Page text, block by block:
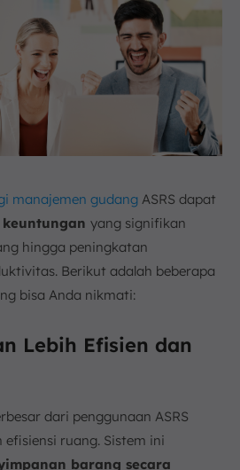
manajemen gudang ASRS dapat
keuntungan yang signifikan
hingga peningkatan
Berikut adalah beberapa
bisa Anda nikmati:
Lebih Efisien dan
dari penggunaan ASRS
ruang. Sistem ini
barang secara